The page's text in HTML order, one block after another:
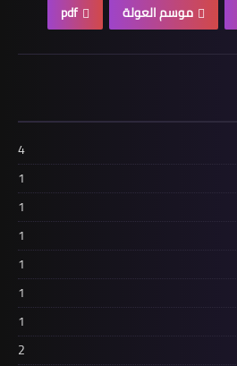
موسم العولة pdf
4
1
1
1
1
1
1
2